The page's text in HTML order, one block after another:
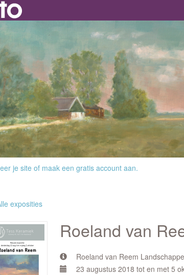
je site of maak een gratis account aan.
exposities
Roeland van
Roeland van Reem
23 augustus 2018 tot en met 5